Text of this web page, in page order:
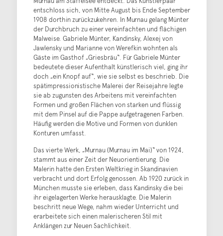
entschloss sich, von Mitte August bis Ende September
1908 dorthin zurückzukehren. In Murnau gelang Münter
der Durchbruch zu einer vereinfachten und flächigen
Malweise. Gabriele Münter, Kandinsky, Alexej von
Jawlensky und Marianne von Werefkin wohnten als
Gäste im Gasthof „Griesbräu“. Für Gabriele Münter
bedeutete dieser Aufenthalt künstlerisch viel, ging ihr
doch „ein Knopf auf“, wie sie selbst es beschrieb. Die
spätimpressionistische Malerei der Reisejahre legte
sie ab zugunsten des Arbeitens mit vereinfachten
Formen und großen Flächen von starken und flüssig
mit dem Pinsel auf die Pappe aufgetragenen Farben.
Häufig werden die Motive und Formen von dunklen
Konturen umfasst.
Das vierte Werk, „Murnau (Murnau im Mai)“ von 1924,
stammt aus einer Zeit der Neuorientierung. Die
Malerin hatte den Ersten Weltkrieg in Skandinavien
verbracht und dort Erfolg genossen. Ab 1920 zurück in
München musste sie erleben, dass Kandinsky die bei
ihr eigelagerten Werke herausklagte. Die Malerin
beschritt neue Wege, nahm wieder Unterricht und
erarbeitete sich einen malerischeren Stil mit
Anklängen zur Neuen Sachlichkeit.